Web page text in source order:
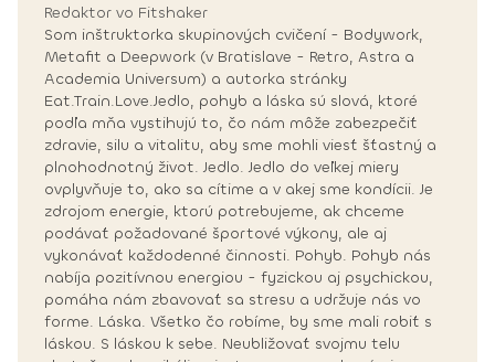
Redaktor vo Fitshaker
Som inštruktorka skupinových cvičení - Bodywork,
Metafit a Deepwork (v Bratislave - Retro, Astra a
Academia Universum) a autorka stránky
Eat.Train.Love.Jedlo, pohyb a láska sú slová, ktoré
podľa mňa vystihujú to, čo nám môže zabezpečiť
zdravie, silu a vitalitu, aby sme mohli viesť šťastný a
plnohodnotný život. Jedlo. Jedlo do veľkej miery
ovplyvňuje to, ako sa cítime a v akej sme kondícii. Je
zdrojom energie, ktorú potrebujeme, ak chceme
podávať požadované športové výkony, ale aj
vykonávať každodenné činnosti. Pohyb. Pohyb nás
nabíja pozitívnou energiou - fyzickou aj psychickou,
pomáha nám zbavovať sa stresu a udržuje nás vo
forme. Láska. Všetko čo robíme, by sme mali robiť s
láskou. S láskou k sebe. Neubližovať svojmu telu